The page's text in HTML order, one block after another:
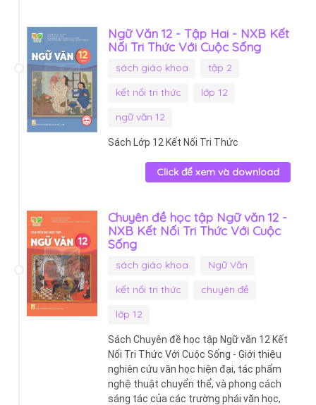
Ngữ Văn 12 - Tập Hai - NXB Kết
Nối Tri Thức Với Cuộc Sống
sách giáo khoa
tập 2
kết nối tri thức
lớp 12
ngữ văn 12
Sách Lớp 12 Kết Nối Tri Thức
Click để xem và download
Chuyên đề học tập Ngữ văn 12 -
NXB Kết Nối Tri Thức Với Cuộc
Sống
sách giáo khoa
Ngữ Văn
kết nối tri thức
chuyên đề
lớp 12
Sách Chuyên đề học tập Ngữ văn 12 Kết
Nối Tri Thức Với Cuộc Sống - Giới thiệu
nghiên cứu văn học hiện đại, tác phẩm
nghệ thuật chuyển thể, và phong cách
sáng tác của các trường phái văn học,